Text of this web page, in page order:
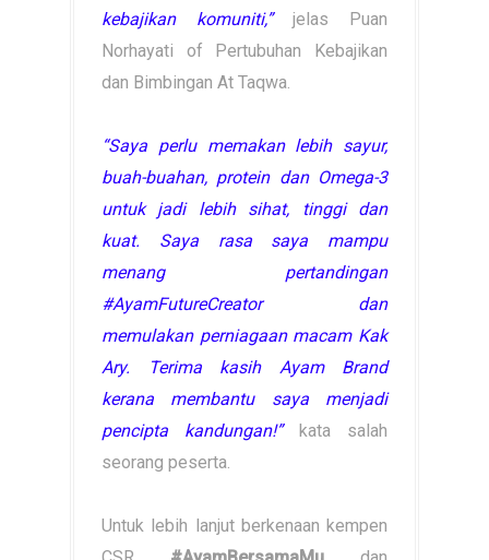
kebajikan komuniti,”jelas Puan
Norhayati of Pertubuhan Kebajikan
dan Bimbingan At Taqwa.
“Saya perlu memakan lebih sayur,
buah-buahan, protein dan Omega-3
untuk jadi lebih sihat, tinggi dan
kuat. Saya rasa saya mampu
menang pertandingan
#AyamFutureCreator dan
memulakan perniagaan macam Kak
Ary. Terima kasih Ayam Brand
kerana membantu saya menjadi
pencipta kandungan!”kata salah
seorang peserta.
Untuk lebih lanjut berkenaan kempen